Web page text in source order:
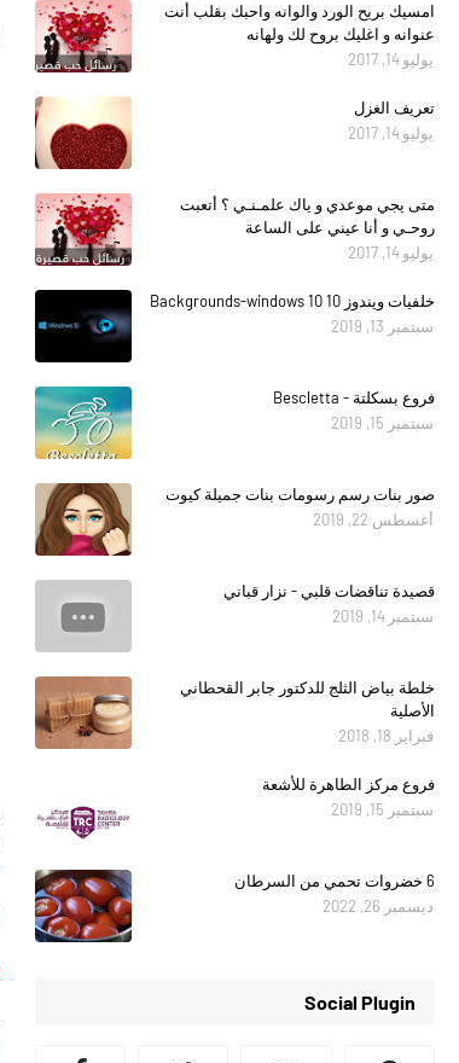
امسيك بريح الورد والوانه واحبك بقلب أنت
عنوانه و اغليك بروح لك ولهانه
يوليو 14, 2017
تعريف الغزل
يوليو 14, 2017
متى يجي موعدي و ياك علمـنـي ؟ أتعبت
روحـي و أنا عيني على الساعة
يوليو 14, 2017
خلفيات ويندوز 10 Backgrounds-windows 10
سبتمبر 13, 2019
فروع بسكلتة - Bescletta
سبتمبر 15, 2019
صور بنات رسم رسومات بنات جميلة كيوت
أغسطس 22, 2019
قصيدة تناقضات قلبي - نزار قباني
سبتمبر 14, 2019
خلطة بياض الثلج للدكتور جابر القحطاني
الأصلية
فبراير 18, 2018
فروع مركز الطاهرة للأشعة
سبتمبر 15, 2019
6 خضروات تحمي من السرطان
ديسمبر 26, 2022
Social Plugin